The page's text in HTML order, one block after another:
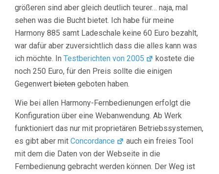
größeren sind aber gleich deutlich teurer… naja, mal
sehen was die Bucht bietet. Ich habe für meine
Harmony 885 samt Ladeschale keine 60 Euro bezahlt,
war dafür aber zuversichtlich dass die alles kann was
ich möchte. In Testberichten von 2005
kostete die
noch 250 Euro, für den Preis sollte die einigen
Gegenwert bieten geboten haben.
Wie bei allen Harmony-Fernbedienungen erfolgt die
Konfiguration über eine Webanwendung. Ab Werk
funktioniert das nur mit proprietären Betriebssystemen,
es gibt aber mit Concordance
auch ein freies Tool
mit dem die Daten von der Webseite in die
Fernbedienung gebracht werden können. Der Weg ist